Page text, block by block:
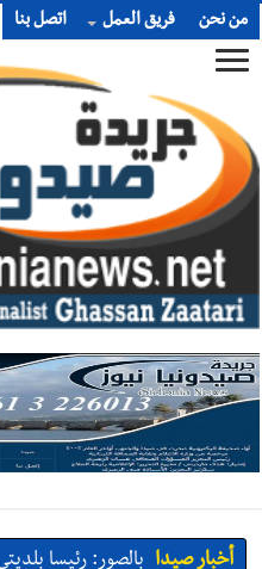
من نحن فريق العمل اتصل بنا
أخبار صيدا
بالصور: رئيسا